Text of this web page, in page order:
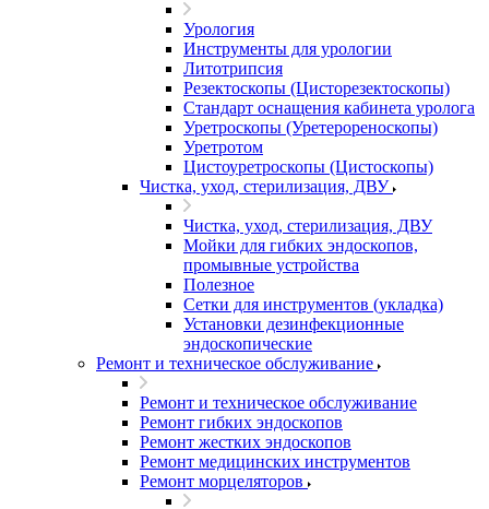
Урология
Инструменты для урологии
Литотрипсия
Резектоскопы (Цисторезектоскопы)
Стандарт оснащения кабинета уролога
Уретроскопы (Уретерореноскопы)
Уретротом
Цистоуретроскопы (Цистоскопы)
Чистка, уход, стерилизация, ДВУ
Чистка, уход, стерилизация, ДВУ
Мойки для гибких эндоскопов,
промывные устройства
Полезное
Сетки для инструментов (укладка)
Установки дезинфекционные
эндоскопические
Ремонт и техническое обслуживание
Ремонт и техническое обслуживание
Ремонт гибких эндоскопов
Ремонт жестких эндоскопов
Ремонт медицинских инструментов
Ремонт морцеляторов